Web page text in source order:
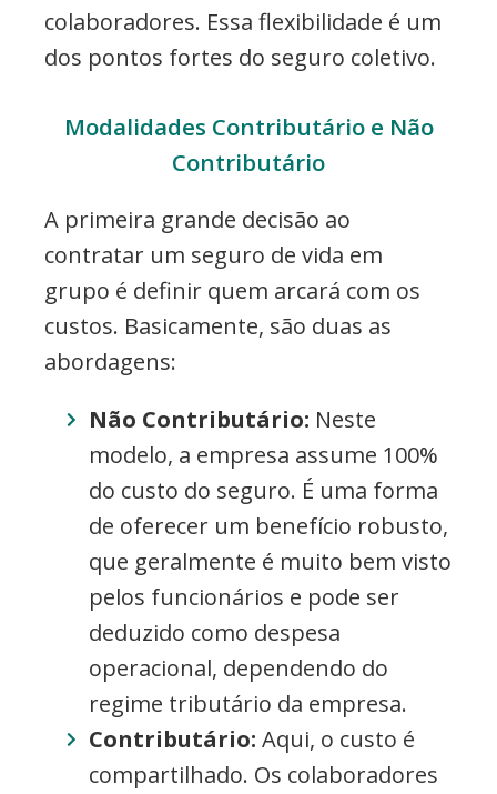
colaboradores. Essa flexibilidade é um
dos pontos fortes do seguro coletivo.
Modalidades Contributário e Não
Contributário
A primeira grande decisão ao
contratar um seguro de vida em
grupo é definir quem arcará com os
custos. Basicamente, são duas as
abordagens:
Não Contributário: Neste
modelo, a empresa assume 100%
do custo do seguro. É uma forma
de oferecer um benefício robusto,
que geralmente é muito bem visto
pelos funcionários e pode ser
deduzido como despesa
operacional, dependendo do
regime tributário da empresa.
Contributário: Aqui, o custo é
compartilhado. Os colaboradores